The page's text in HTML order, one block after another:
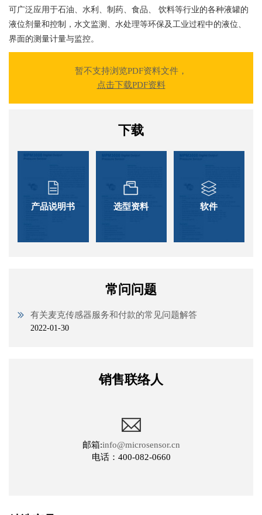
可广泛应用于石油、水利、制药、食品、 饮料等行业的各种液罐的
液位剂量和控制，水文监测、水处理等环保及工业过程中的液位、
界面的测量计量与监控。
暂不支持浏览PDF资料文件，
点击下载PDF资料
下载
产品说明书 选型资料 软件
常问问题
有关麦克传感器服务和付款的常见问题解答
2022-01-30
销售联络人
邮箱:info@microsensor.cn
电话：400-082-0660